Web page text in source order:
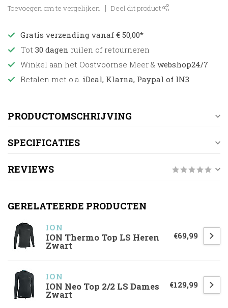
Toevoegen om te vergelijken Deel dit product
Gratis verzending vanaf € 50,00*
Tot 30 dagen ruilen of retourneren
Winkel aan het Oostvoornse Meer & webshop24/7
Betalen met o.a. iDeal, Klarna, Paypal of IN3
PRODUCTOMSCHRIJVING
SPECIFICATIES
REVIEWS
GERELATEERDE PRODUCTEN
ION
ION Thermo Top LS Heren
Zwart
€69,99
ION
ION Neo Top 2/2 LS Dames
Zwart
€129,99